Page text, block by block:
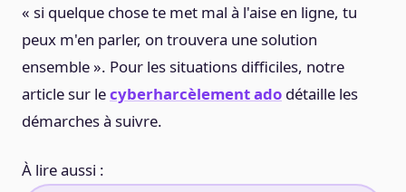
« si quelque chose te met mal à l'aise en ligne, tu
peux m'en parler, on trouvera une solution
ensemble ». Pour les situations difficiles, notre
article sur lecyberharcèlement ado détaille les
démarches à suivre.
À lire aussi :